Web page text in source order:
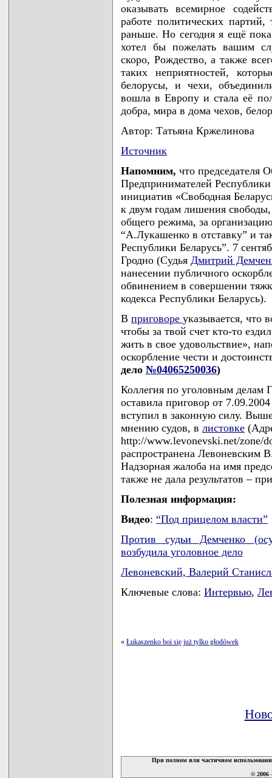
оказывать всемирное
работе политических партий,
раньше. Но сегодня я ещё
хотел бы пожелать вашим
скоро, Рождество, а также
таких неприятностей,
белорусы, и чехи,
вошла в Европу и стала её
добра, мира в дома чехов,
Aвтор: Татьяна Кржелинова
Источник
Напомним, что председателя
Предпринимателей
инициатив «Свободная
к двум годам лишения
общего режима, за
“А.Лукашенко в отставку” и
Республики Беларусь”. 7
Гродно (Судья Дмитрий
нанесении публичного
обвинением в совершении
кодекса Республики Беларусь).
В приговоре указывается, что
чтобы за твой счет кто-то
жить в свое удовольствие»,
оскорбление чести и
дело №04065250036)
Коллегия по уголовным делам
оставила приговор от
вступил в законную силу.
мнению судов, в листовке
http://www.levonevski.net/zone/
распространена Левоневским
Надзорная жалоба на имя
также не дала результатов –
Полезная информация:
Видео: “Под прицелом власти”
Против судьи Демченко
возбудила уголовное дело
Левоневский, Валерий
Ключевые слова: Интервью,
« Łukaszenko boi się już tylko głodówek
При полном или частичном
© 2006